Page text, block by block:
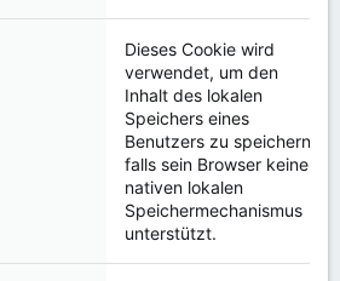
Dieses Cookie wird
verwendet, um den
Inhalt des lokalen
Speichers eines
Benutzers zu speichern,
falls sein Browser keinen
nativen lokalen
Speichermechanismus
unterstützt.